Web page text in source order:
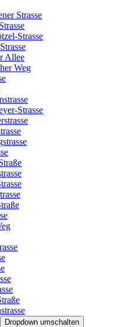
Strasse
Strasse
Allee
Weg
Strasse
Dropdown umschalten